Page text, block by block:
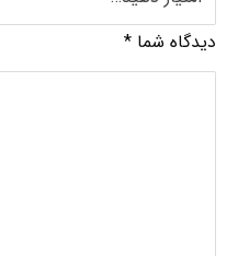
دیدگاه شما *